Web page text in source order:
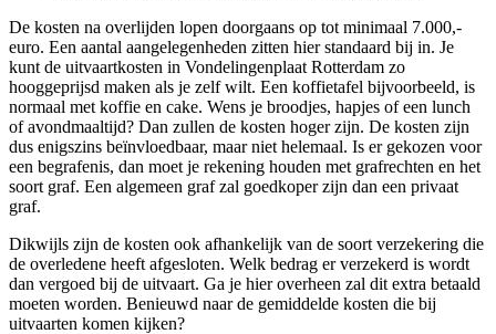
De kosten na overlijden lopen doorgaans op tot minimaal 7.000,-
euro. Een aantal aangelegenheden zitten hier standaard bij in. Je
kunt de uitvaartkosten in Vondelingenplaat Rotterdam zo
hooggeprijsd maken als je zelf wilt. Een koffietafel bijvoorbeeld, is
normaal met koffie en cake. Wens je broodjes, hapjes of een lunch
of avondmaaltijd? Dan zullen de kosten hoger zijn. De kosten zijn
dus enigszins beïnvloedbaar, maar niet helemaal. Is er gekozen voor
een begrafenis, dan moet je rekening houden met grafrechten en het
soort graf. Een algemeen graf zal goedkoper zijn dan een privaat
graf.
Dikwijls zijn de kosten ook afhankelijk van de soort verzekering die
de overledene heeft afgesloten. Welk bedrag er verzekerd is wordt
dan vergoed bij de uitvaart. Ga je hier overheen zal dit extra betaald
moeten worden. Benieuwd naar de gemiddelde kosten die bij
uitvaarten komen kijken?